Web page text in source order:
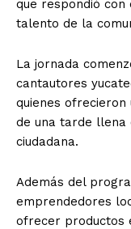
que respondió con
talento de la
La jornada
cantautores
quienes ofrecieron
de una tarde llena
ciudadana.
Además del
emprendedores
ofrecer productos